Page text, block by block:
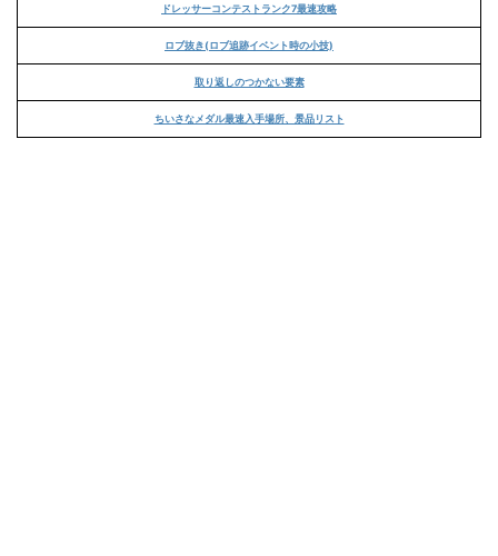
ドレッサーコンテストランク7最速攻略
ロブ抜き(ロブ追跡イベント時の小技)
取り返しのつかない要素
ちいさなメダル最速入手場所、景品リスト